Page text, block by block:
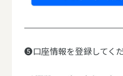
❺口座情報を登録してくだ